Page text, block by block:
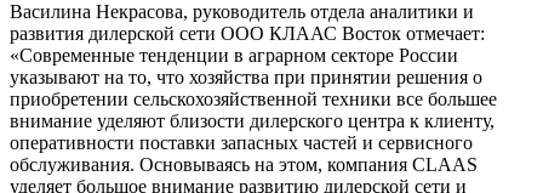
Василина Некрасова, руководитель отдела аналитики и
развития дилерской сети ООО КЛААС Восток отмечает:
«Современные тенденции в аграрном секторе России
указывают на то, что хозяйства при принятии решения о
приобретении сельскохозяйственной техники все большее
внимание уделяют близости дилерского центра к клиенту,
оперативности поставки запасных частей и сервисного
обслуживания. Основываясь на этом, компания CLAAS
уделяет большое внимание развитию дилерской сети и